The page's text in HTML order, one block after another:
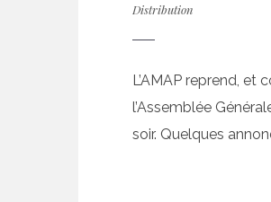
Distribution
L’AMAP reprend, et
l’Assemblée
soir. Quelques